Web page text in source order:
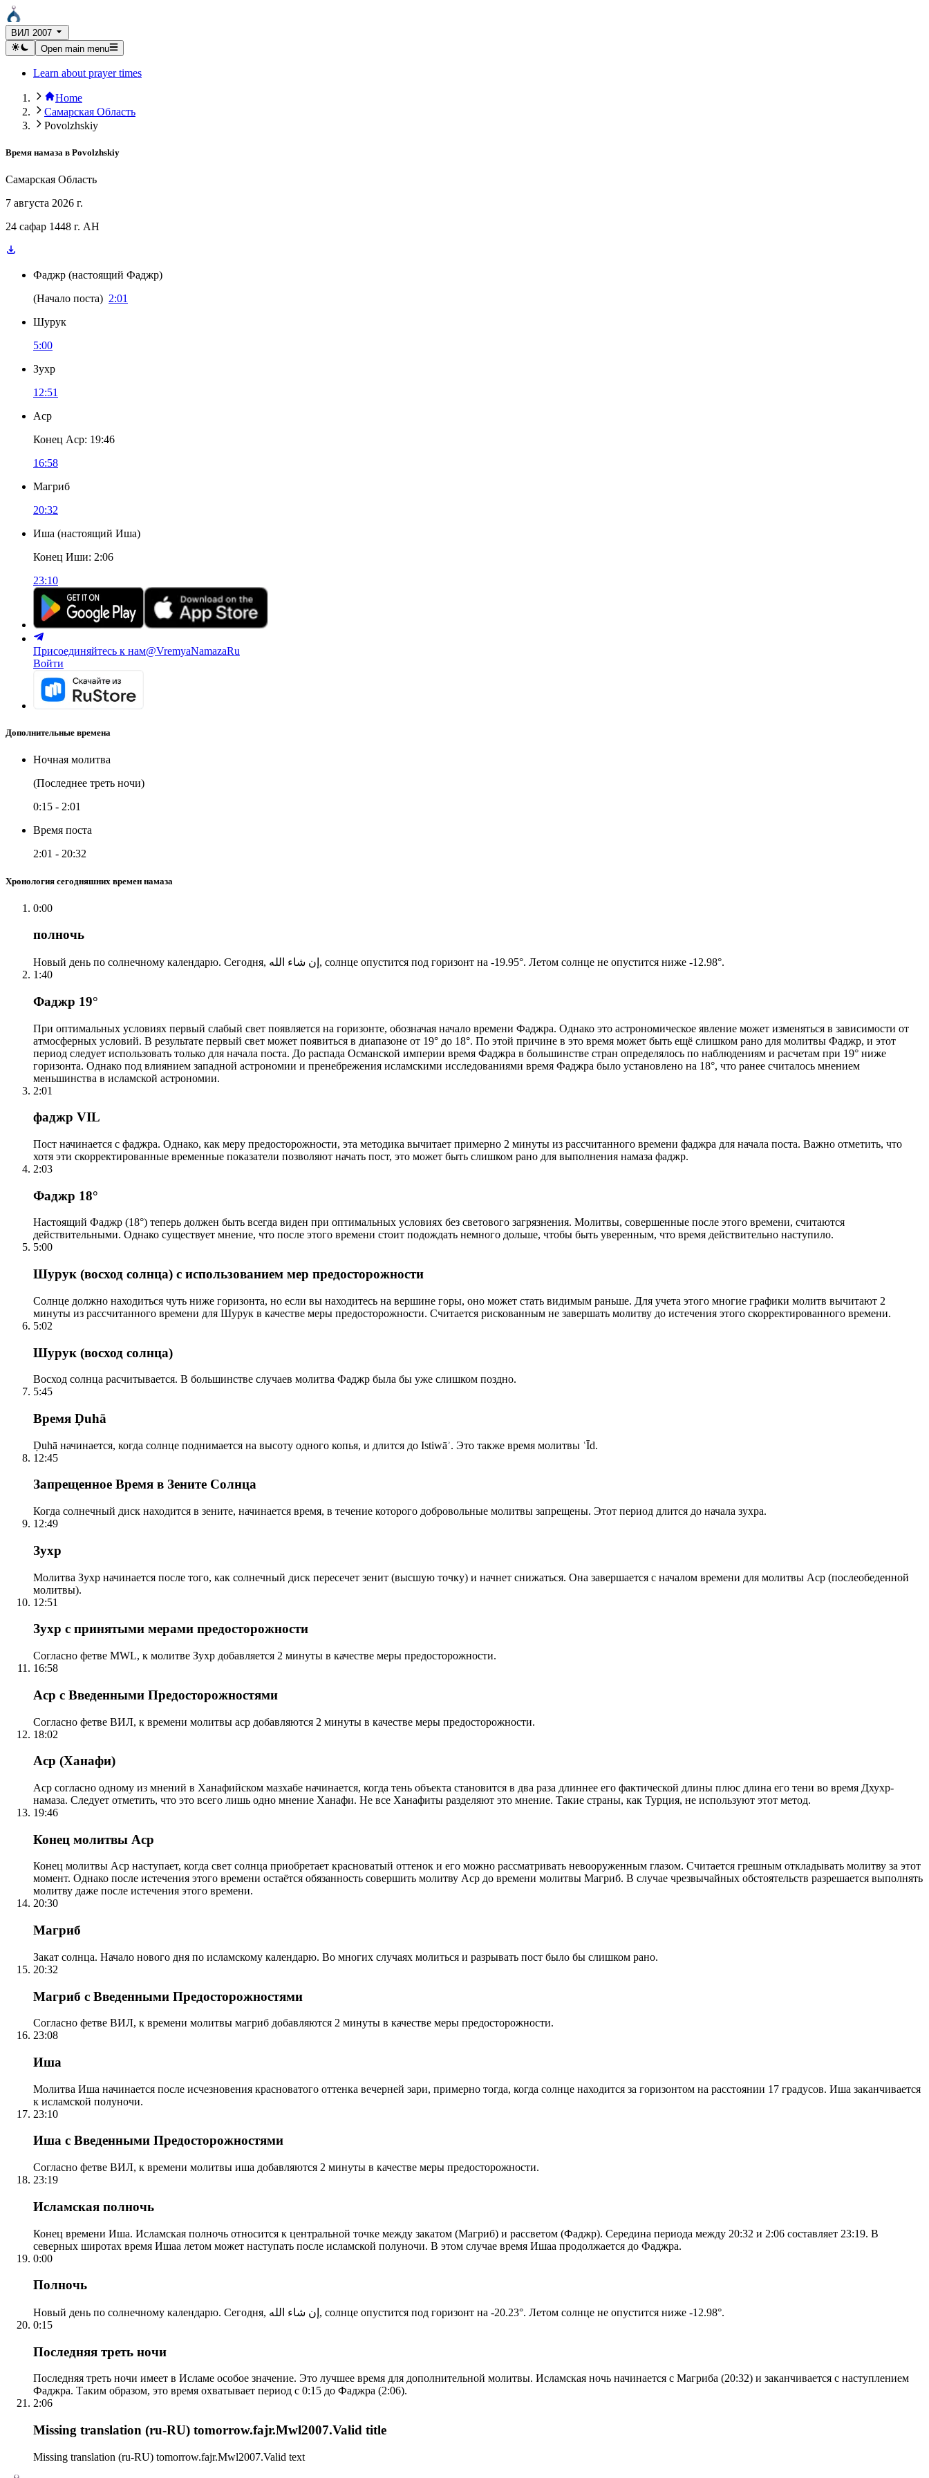
ВИЛ 2007
Open main menu
Learn about prayer times
Home
Самарская Область
Povolzhskiy
Время намаза в Povolzhskiy
Самарская Область
7 августа 2026 г.
24 сафар 1448 г. AH
Фаджр (настоящий Фаджр)
(Начало поста) 2:01
Шурук
5:00
Зухр
12:51
Аср
Конец Аср: 19:46
16:58
Магриб
20:32
Иша (настоящий Иша)
Конец Иши: 2:06
23:10
Присоединяйтесь к нам@VremyaNamazaRu
Войти
Дополнительные времена
Ночная молитва
(Последнее треть ночи)
0:15 - 2:01
Время поста
2:01 - 20:32
Хронология сегодняшних времен намаза
0:00
полночь
Новый день по солнечному календарю. Сегодня, إن شاء الله, солнце опустится под горизонт на -19.95°. Летом солнце не опустится ниже -12.98°.
1:40
Фаджр 19°
При оптимальных условиях первый слабый свет появляется на горизонте, обозначая начало времени Фаджра. Однако это астрономическое явление может изменяться в зависимости от
атмосферных условий. В результате первый свет может появиться в диапазоне от 19° до 18°. По этой причине в это время может быть ещё слишком рано для молитвы Фаджр, и этот
период следует использовать только для начала поста. До распада Османской империи время Фаджра в большинстве стран определялось по наблюдениям и расчетам при 19° ниже
горизонта. Однако под влиянием западной астрономии и пренебрежения исламскими исследованиями время Фаджра было установлено на 18°, что ранее считалось мнением
меньшинства в исламской астрономии.
2:01
фаджр VIL
Пост начинается с фаджра. Однако, как меру предосторожности, эта методика вычитает примерно 2 минуты из рассчитанного времени фаджра для начала поста. Важно отметить, что
хотя эти скорректированные временные показатели позволяют начать пост, это может быть слишком рано для выполнения намаза фаджр.
2:03
Фаджр 18°
Настоящий Фаджр (18°) теперь должен быть всегда виден при оптимальных условиях без светового загрязнения. Молитвы, совершенные после этого времени, считаются
действительными. Однако существует мнение, что после этого времени стоит подождать немного дольше, чтобы быть уверенным, что время действительно наступило.
5:00
Шурук (восход солнца) с использованием мер предосторожности
Солнце должно находиться чуть ниже горизонта, но если вы находитесь на вершине горы, оно может стать видимым раньше. Для учета этого многие графики молитв вычитают 2
минуты из рассчитанного времени для Шурук в качестве меры предосторожности. Считается рискованным не завершать молитву до истечения этого скорректированного времени.
5:02
Шурук (восход солнца)
Восход солнца расчитывается. В большинстве случаев молитва Фаджр была бы уже слишком поздно.
5:45
Время Ḍuhā
Ḍuhā начинается, когда солнце поднимается на высоту одного копья, и длится до Istiwāʾ. Это также время молитвы ʿĪd.
12:45
Запрещенное Время в Зените Солнца
Когда солнечный диск находится в зените, начинается время, в течение которого добровольные молитвы запрещены. Этот период длится до начала зухра.
12:49
Зухр
Молитва Зухр начинается после того, как солнечный диск пересечет зенит (высшую точку) и начнет снижаться. Она завершается с началом времени для молитвы Аср (послеобеденной
молитвы).
12:51
Зухр с принятыми мерами предосторожности
Согласно фетве MWL, к молитве Зухр добавляется 2 минуты в качестве меры предосторожности.
16:58
Аср с Введенными Предосторожностями
Согласно фетве ВИЛ, к времени молитвы аср добавляются 2 минуты в качестве меры предосторожности.
18:02
Аср (Ханафи)
Аср согласно одному из мнений в Ханафийском мазхабе начинается, когда тень объекта становится в два раза длиннее его фактической длины плюс длина его тени во время Дхухр-
намаза. Следует отметить, что это всего лишь одно мнение Ханафи. Не все Ханафиты разделяют это мнение. Такие страны, как Турция, не используют этот метод.
19:46
Конец молитвы Аср
Конец молитвы Аср наступает, когда свет солнца приобретает красноватый оттенок и его можно рассматривать невооруженным глазом. Считается грешным откладывать молитву за этот
момент. Однако после истечения этого времени остаётся обязанность совершить молитву Аср до времени молитвы Магриб. В случае чрезвычайных обстоятельств разрешается выполнять
молитву даже после истечения этого времени.
20:30
Магриб
Закат солнца. Начало нового дня по исламскому календарю. Во многих случаях молиться и разрывать пост было бы слишком рано.
20:32
Магриб с Введенными Предосторожностями
Согласно фетве ВИЛ, к времени молитвы магриб добавляются 2 минуты в качестве меры предосторожности.
23:08
Иша
Молитва Иша начинается после исчезновения красноватого оттенка вечерней зари, примерно тогда, когда солнце находится за горизонтом на расстоянии 17 градусов. Иша заканчивается
к исламской полуночи.
23:10
Иша с Введенными Предосторожностями
Согласно фетве ВИЛ, к времени молитвы иша добавляются 2 минуты в качестве меры предосторожности.
23:19
Исламская полночь
Конец времени Иша. Исламская полночь относится к центральной точке между закатом (Магриб) и рассветом (Фаджр). Середина периода между 20:32 и 2:06 составляет 23:19. В
северных широтах время Ишаа летом может наступать после исламской полуночи. В этом случае время Ишаа продолжается до Фаджра.
0:00
Полночь
Новый день по солнечному календарю. Сегодня, إن شاء الله, солнце опустится под горизонт на -20.23°. Летом солнце не опустится ниже -12.98°.
0:15
Последняя треть ночи
Последняя треть ночи имеет в Исламе особое значение. Это лучшее время для дополнительной молитвы. Исламская ночь начинается с Магриба (20:32) и заканчивается с наступлением
Фаджра. Таким образом, это время охватывает период с 0:15 до Фаджра (2:06).
2:06
Missing translation (ru-RU) tomorrow.fajr.Mwl2007.Valid title
Missing translation (ru-RU) tomorrow.fajr.Mwl2007.Valid text